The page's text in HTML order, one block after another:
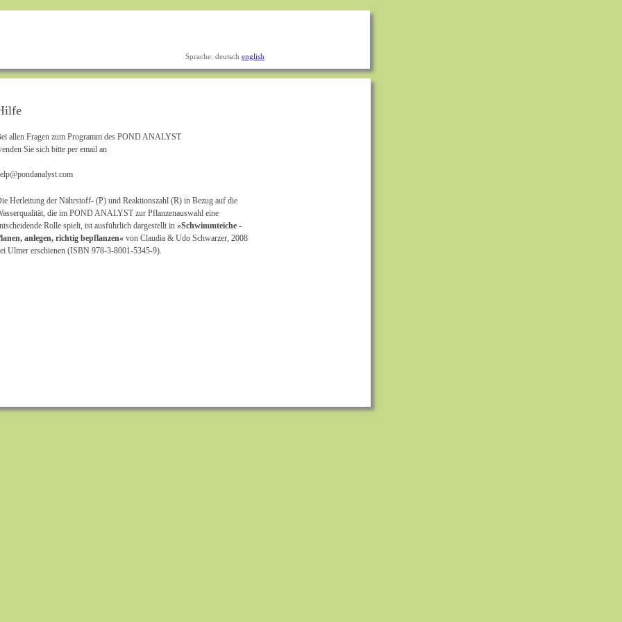
Sprache: deutsch english
allen Fragen zum Programm des POND ANALYST
Sie sich bitte per email an
Herleitung der Nährstoff- (P) und Reaktionszahl (R) in Bezug auf die
die im POND ANALYST zur Pflanzenauswahl eine
Rolle spielt, ist ausführlich dargestellt in »Schwimmteiche -
anlegen, richtig bepflanzen« von Claudia & Udo Schwarzer, 2008
Ulmer erschienen (ISBN 978-3-8001-5345-9).